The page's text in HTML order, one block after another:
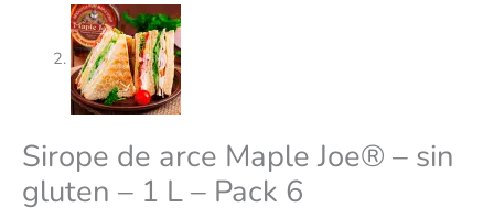
Sirope de arce Maple Joe® – sin
gluten – 1 L – Pack 6